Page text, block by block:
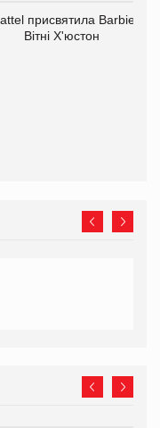
присвятила Barbie
Вітні Х'юстон